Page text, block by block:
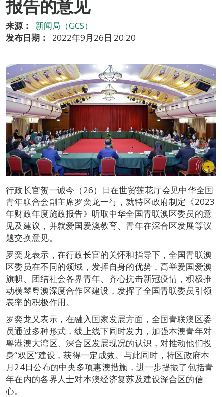
报告的意见
来源：
新闻局（GCS）
发布日期：
2022年9月26日 20:20
行政长官贺一诚今（26）日在世贸莲花厅会见中华全国
青年联合会副主席罗奕龙一行，就特区政府制定《2023
年财政年度施政报告》听取中华全国青联澳区委员的意
见及建议，并就爱国爱澳教育、青年在深合区发展等议
题交换意见。
罗奕龙表示，在行政长官的关怀和指导下，全国青联澳
区委员在不同的领域，发挥自身的优势，高举爱国爱澳
旗帜、团结社会各界青年、齐心抗击新冠疫情，积极推
动横琴粤澳深度合作区建设，发挥了全国青联委员引领
表率的积极作用。
罗奕龙又表示，在融入国家发展方面，全国青联澳区委
员通过多种形式，线上线下同时发力，加强本澳青年对
粤港澳大湾区、深合区发展现况的认识，对推动他们投
身“双区”建设，获得一定成效。与此同时，特区政府本
月24日公布的中央多项惠澳措施，进一步提振了包括青
年在内的各界人士对本澳经济复苏及建设深合区的信
心。